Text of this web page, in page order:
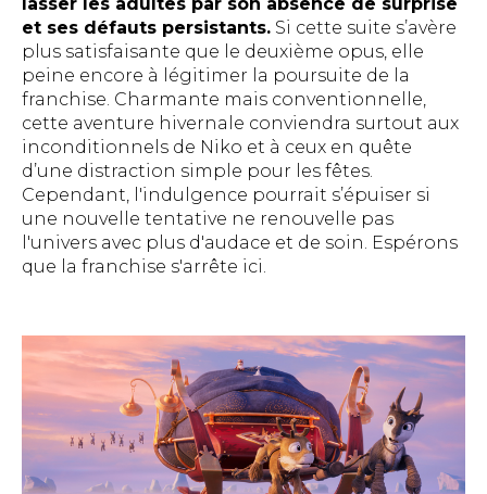
et ses défauts persistants. Si cette suite s’avère
plus satisfaisante que le deuxième opus, elle
peine encore à légitimer la poursuite de la
franchise. Charmante mais conventionnelle,
cette aventure hivernale conviendra surtout aux
inconditionnels de Niko et à ceux en quête
d’une distraction simple pour les fêtes.
Cependant, l'indulgence pourrait s’épuiser si
une nouvelle tentative ne renouvelle pas
l'univers avec plus d'audace et de soin. Espérons
que la franchise s'arrête ici.